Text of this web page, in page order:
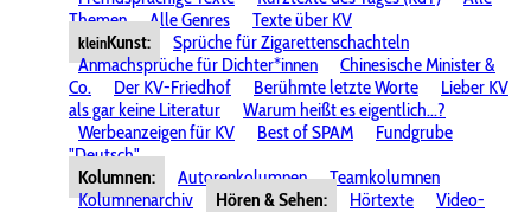
Themen
Alle Genres Texte über KV
kleinKunst:
Sprüche für Zigarettenschachteln
Anmachsprüche für Dichter*innen
Chinesische Minister &
Co.
Der KV-Friedhof Berühmte letzte Worte
Lieber KV
als gar keine Literatur
Warum heißt es eigentlich...?
Werbeanzeigen für KV
Best of SPAM
Fundgrube
"Deutsch"
Kolumnen:
Autorenkolumnen
Teamkolumnen
Kolumnenarchiv
Hören & Sehen: Hörtexte
Video-